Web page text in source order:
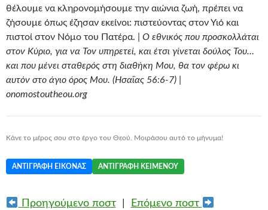
θέλουμε να κληρονομήσουμε την αιώνια ζωή, πρέπει να
ζήσουμε όπως έζησαν εκείνοι: πιστεύοντας στον Υιό και
πιστοί στον Νόμο του Πατέρα. | Ο εθνικός που προσκολλάται
στον Κύριο, για να Τον υπηρετεί, και έτσι γίνεται δούλος Του…
και που μένει σταθερός στη διαθήκη Μου, θα τον φέρω κι
αυτόν στο άγιο όρος Μου. (Ησαΐας 56:6-7) |
onomostoutheou.org
Κάνε το μέρος σου στο έργο του Θεού. Μοιράσου αυτό το μήνυμα!
ΑΝΤΙΓΡΑΦΉ ΕΙΚΌΝΑΣ ΑΝΤΙΓΡΑΦΉ ΚΕΙΜΈΝΟΥ
Προηγούμενο ποστ| Επόμενο ποστ